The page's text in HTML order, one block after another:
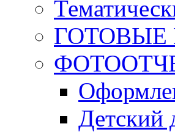
ГОТОВЫЕ
Детский